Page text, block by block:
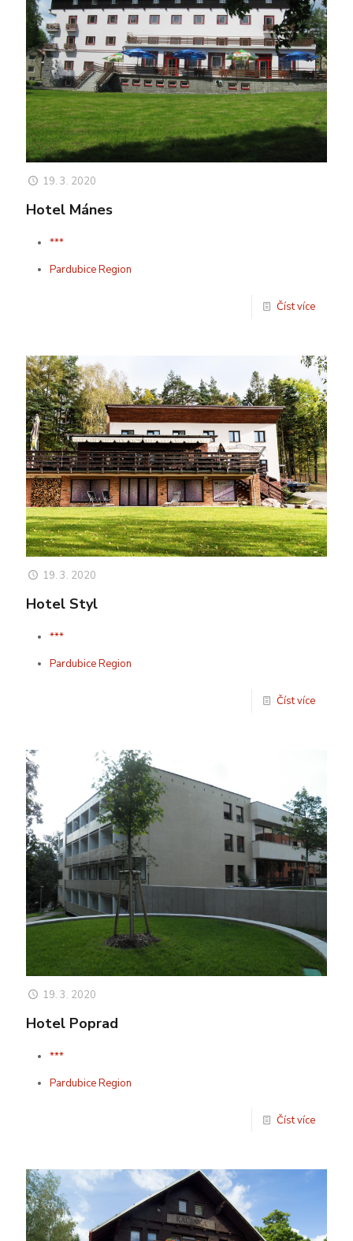
19. 3. 2020
Hotel Mánes
***
Pardubice Region
Číst více
19. 3. 2020
Hotel Styl
***
Pardubice Region
Číst více
19. 3. 2020
Hotel Poprad
***
Pardubice Region
Číst více